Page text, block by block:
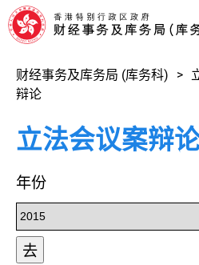
财经事务及库务局 (库务科)
辩论
立法会议案辩
年份
去